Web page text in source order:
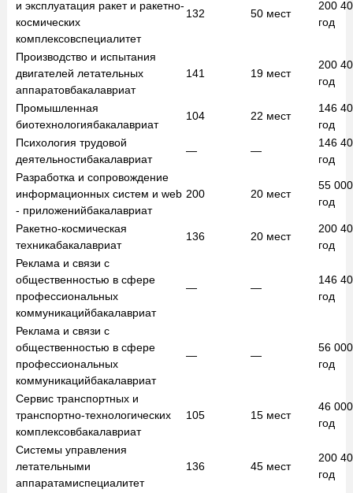
и эксплуатация ракет и ракетно-
космических
комплексовспециалитет
132 50 мест
200
год
Производство и испытания
двигателей летательных
аппаратовбакалавриат
141 19 мест
200
год
Промышленная
биотехнологиябакалавриат
104 22 мест
146
год
Психология трудовой
деятельностибакалавриат
— —
146
год
Разработка и сопровождение
информационных систем и web
- приложенийбакалавриат
200 20 мест
55
год
Ракетно-космическая
техникабакалавриат
136 20 мест
200
год
Реклама и связи с
общественностью в сфере
профессиональных
коммуникацийбакалавриат
— —
146
год
Реклама и связи с
общественностью в сфере
профессиональных
коммуникацийбакалавриат
— —
56
год
Сервис транспортных и
транспортно-технологических
комплексовбакалавриат
105 15 мест
46
год
Системы управления
летательными
аппаратамиспециалитет
136 45 мест
200
год